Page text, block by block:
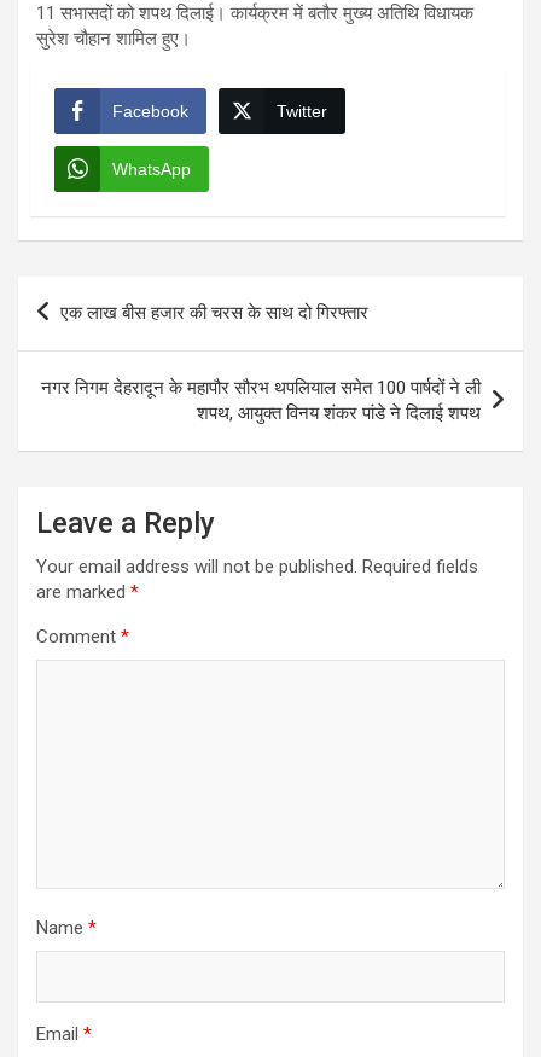
11 सभासदों को शपथ दिलाई। कार्यक्रम में बतौर मुख्य अतिथि विधायक
सुरेश चौहान शामिल हुए।
Facebook Twitter
WhatsApp
Post
navigation
एक लाख बीस हजार की चरस के साथ दो गिरफ्तार
नगर निगम देहरादून के महापौर सौरभ थपलियाल समेत 100 पार्षदों ने ली
शपथ, आयुक्त विनय शंकर पांडे ने दिलाई शपथ
Leave a Reply
Your email address will not be published. Required fields
are marked *
Comment *
Name *
Email *